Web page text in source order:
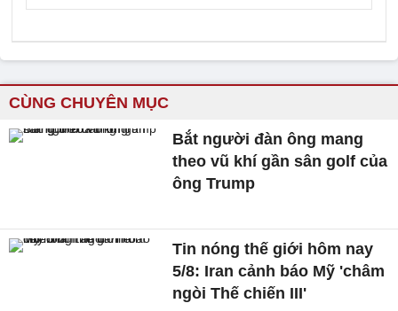
CÙNG CHUYÊN MỤC
Bắt người đàn ông mang
theo vũ khí gần sân golf của
ông Trump
Tin nóng thế giới hôm nay
5/8: Iran cảnh báo Mỹ 'châm
ngòi Thế chiến III'